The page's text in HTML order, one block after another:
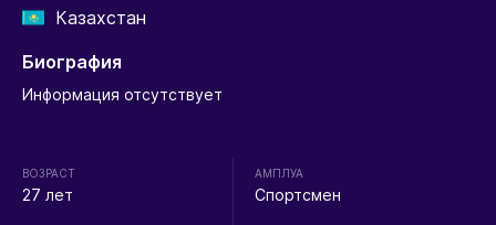
Казахстан
Биография
Информация отсутствует
ВОЗРАСТ
27 лет
АМПЛУА
Спортсмен